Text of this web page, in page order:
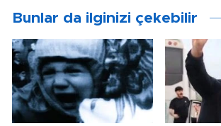
Bunlar da ilginizi çekebilir